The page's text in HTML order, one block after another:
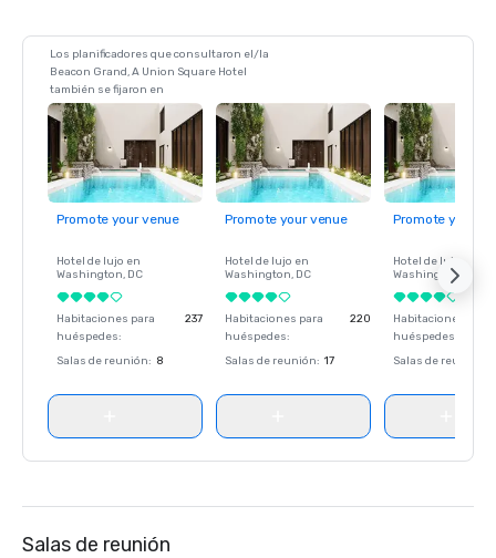
Los planificadores que consultaron el/la
Beacon Grand, A Union Square Hotel
también se fijaron en
Promote your venue
Hotel de lujo en
Washington, DC
Habitaciones para
huéspedes:
237
Salas de reunión: 8
Promote your venue
Hotel de lujo en
Washington, DC
Habitaciones para
huéspedes:
220
Salas de reunión: 17
Promote your
Hotel de lujo en
Washington
Habitaciones para
huéspedes
Salas de reunión
Salas de reunión